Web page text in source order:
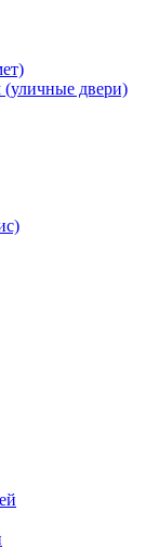
(уличные двери)